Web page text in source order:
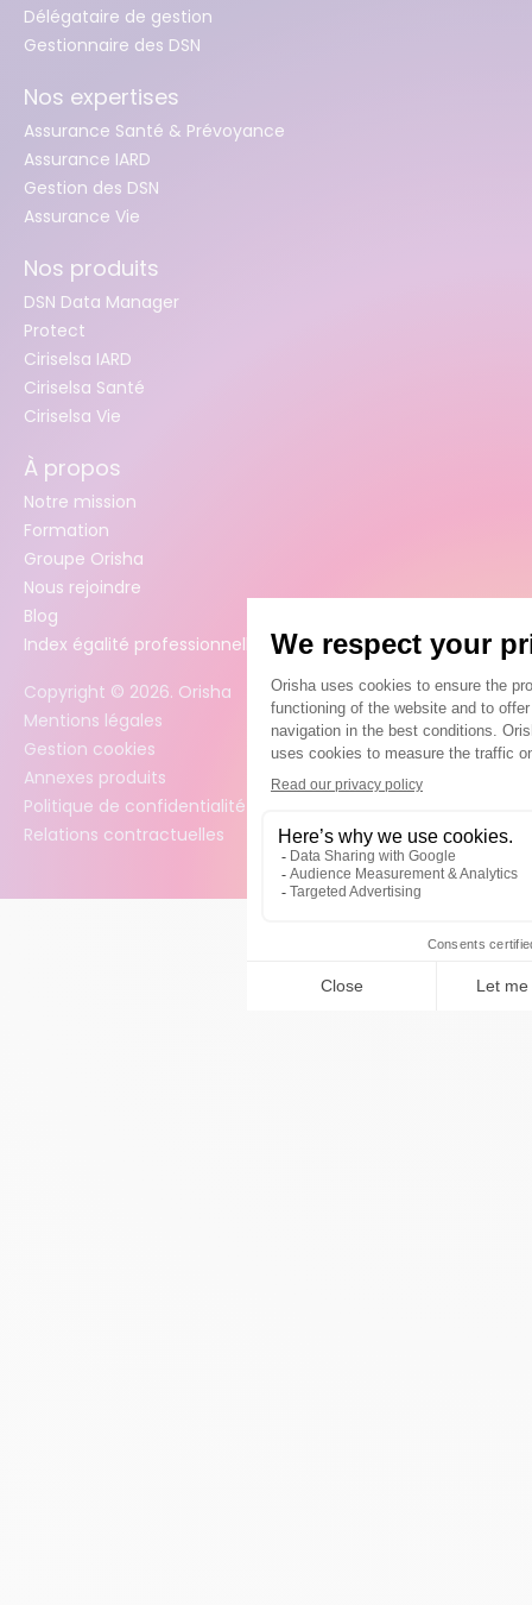
Délégataire de gestion
Gestionnaire des DSN
Nos expertises
Assurance Santé & Prévoyance
Assurance IARD
Gestion des DSN
Assurance Vie
Nos produits
DSN Data Manager
Protect
Ciriselsa IARD
Ciriselsa Santé
Ciriselsa Vie
À propos
Notre mission
Formation
Groupe Orisha
Nous rejoindre
Blog
Index égalité professionnelle femmes / hommes
Copyright © 2026. Orisha
Mentions légales
Gestion cookies
Annexes produits
Politique de confidentialité des données
Relations contractuelles